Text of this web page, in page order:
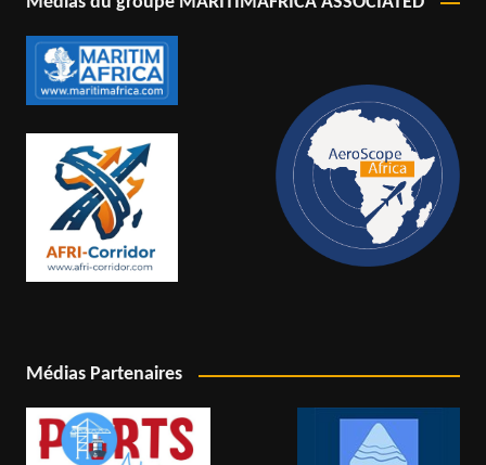
Médias Partenaires